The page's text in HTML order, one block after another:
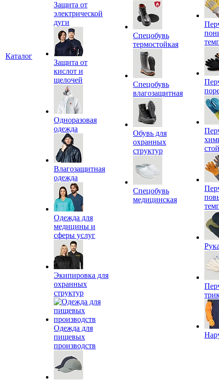
Каталог
Защита от
электрической
дуги
Защита от
кислот и
щелочей
Одноразовая
одежда
Влагозащитная
одежда
Одежда для
медицины и
сферы услуг
Экипировка для
охранных
структур
Одежда для
пищевых
производств
Спецобувь
термостойкая
Спецобувь
влагозащитная
Обувь для
охранных
структур
Спецобувь
медицинская